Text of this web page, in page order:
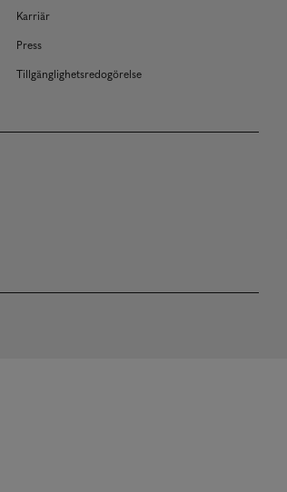
Karriär
Press
Tillgänglighetsredogörelse